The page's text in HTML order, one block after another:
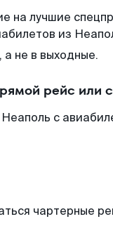
на лучшие
из
не в выходные.
рейс или
с
чартерные